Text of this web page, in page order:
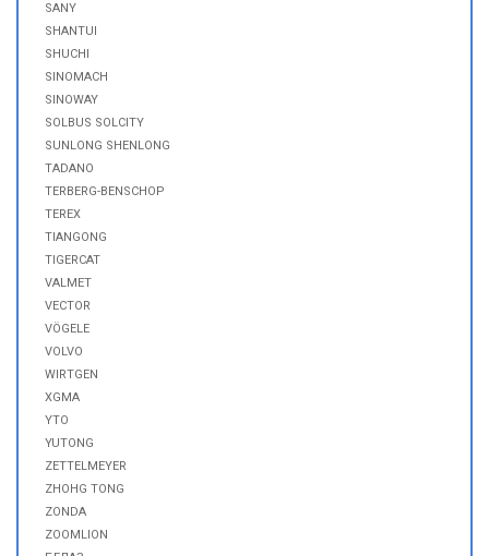
SANY
SHANTUI
SHUCHI
SINOMACH
SINOWAY
SOLBUS SOLCITY
SUNLONG SHENLONG
TADANO
TERBERG-BENSCHOP
TEREX
TIANGONG
TIGERCAT
VALMET
VECTOR
VÖGELE
VOLVO
WIRTGEN
XGMA
YTO
YUTONG
ZETTELMEYER
ZHOHG TONG
ZONDA
ZOOMLION